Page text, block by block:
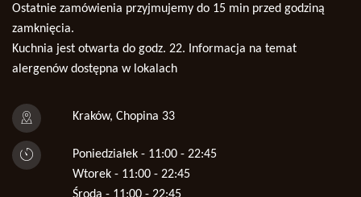
Ostatnie zamówienia przyjmujemy do 15 min przed godziną
zamknięcia.
Kuchnia jest otwarta do godz. 22. Informacja na temat
alergenów dostępna w lokalach
Kraków, Chopina 33
Poniedziałek - 11:00 - 22:45
Wtorek - 11:00 - 22:45
Środa - 11:00 - 22:45